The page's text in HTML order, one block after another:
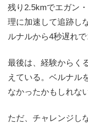
残り2.5kmでエガン
理に加速して追跡し
ルナルから4秒遅れで
最後は、経験からく
えている。ベルナル
なかったかもしれない
ただ、チャレンジし